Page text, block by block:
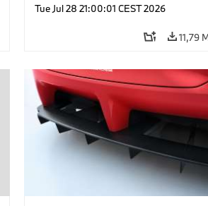
Tue Jul 28 21:00:01 CEST 2026
11,79